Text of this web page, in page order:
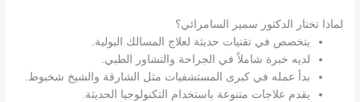
لماذا تختار الدكتور سمير السامرائي؟
يتخصص في تقنيات حديثة لعلاج المسالك البولية.
لديه خبرة شاملاً في الجراحة والتشاور الطبي.
بدأ عمله في كبرى المستشفيات مثل الشارقة والشيخ شخبوط.
يقدم علاجات متنوعة باستخدام التكنولوجيا الحديثة.